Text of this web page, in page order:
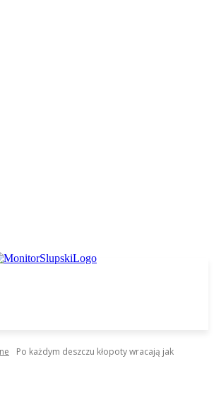
Po każdym deszczu kłopoty wracają jak